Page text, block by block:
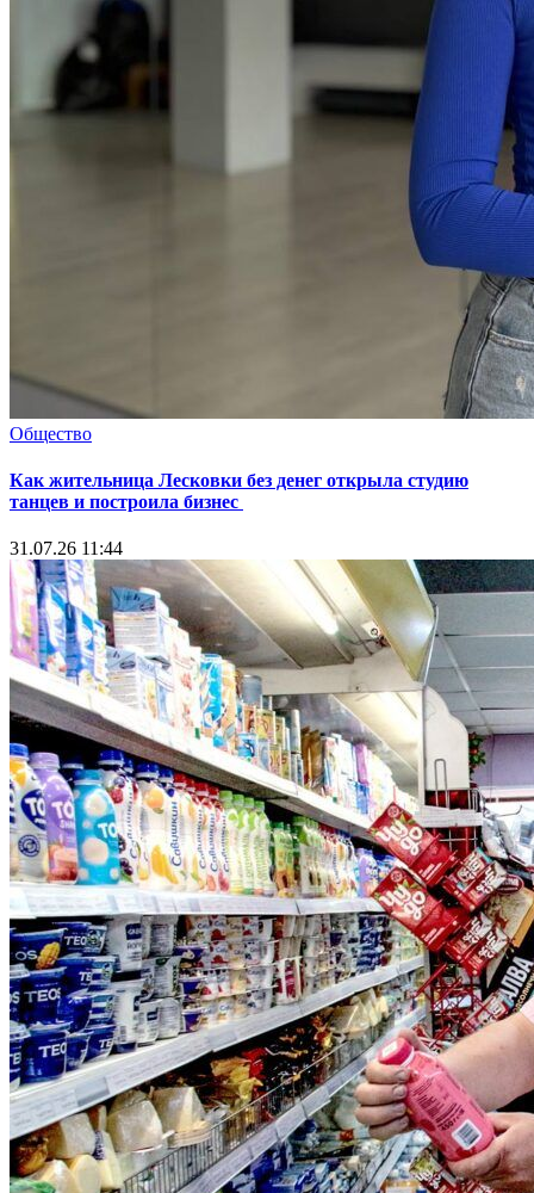
Общество
Как жительница Лесковки без денег открыла студию
танцев и построила бизнес
31.07.26 11:44